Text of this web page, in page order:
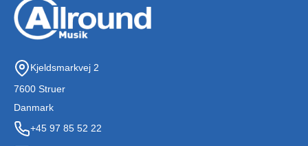
Kjeldsmarkvej 2
7600 Struer
Danmark
+45 97 85 52 22